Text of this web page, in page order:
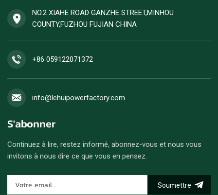
groupes électrogènes diesel
sont acceptées.
NO.2 XIAHE ROAD GANZHE STREET,MINHOU
COUNTY,FUZHOU FUJIAN CHINA
+86 059122071372
info@lehuipowerfactory.com
S'abonner
Continuez à lire, restez informé, abonnez-vous et nous vous
invitons à nous dire ce que vous en pensez.
Soumettre